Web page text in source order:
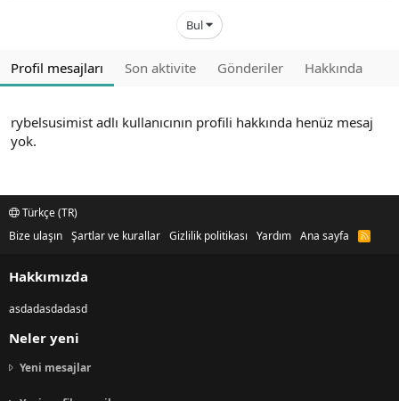
Bul
Profil mesajları Son aktivite Gönderiler Hakkında
rybelsusimist adlı kullanıcının profili hakkında henüz mesaj
yok.
Türkçe (TR)
Bize ulaşın Şartlar ve kurallar Gizlilik politikası Yardım Ana sayfa
R
Hakkımızda
asdadasdadasd
Neler yeni
Yeni mesajlar